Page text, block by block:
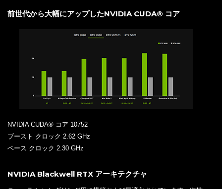
前世代から大幅にアップしたNVIDIA CUDA® コア
NVIDIA CUDA® コア 10752
ブースト クロック 2.62 GHz
ベース クロック 2.30 GHz
NVIDIA Blackwell RTX アーキテクチャ